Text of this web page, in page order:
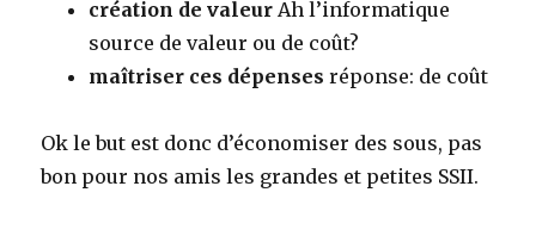
création de valeur Ah l’informatique
source de valeur ou de coût?
maîtriser ces dépenses réponse: de coût
Ok le but est donc d’économiser des sous, pas
bon pour nos amis les grandes et petites SSII.